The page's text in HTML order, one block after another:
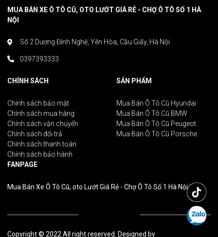
MUA BÁN XE Ô TÔ CŨ, OTO LƯỚT GIÁ RẺ - CHỢ Ô TÔ SỐ 1 HÀ
NỘI
Số 2 Dương Đình Nghệ, Yên Hòa, Cầu Giấy, Hà Nội
0397393333
CHÍNH SÁCH
Chính sách bảo mật
Chính sách mua hàng
Chính sách vận chuyển
Chính sách đổi trả
Chính sách thanh toán
Chính sách bảo hành
SẢN PHẨM
Mua Bán Ô Tô Cũ Hyundai
Mua Bán Ô Tô Cũ BMW
Mua Bán Ô Tô Cũ Peugeot
Mua Bán Ô Tô Cũ Porsche
FANPAGE
Mua Bán Xe Ô Tô Cũ, oto Lướt Giá Rẻ - Chợ Ô Tô Số 1 Hà Nội
Copyright © 2022 All right reserved. Designed by